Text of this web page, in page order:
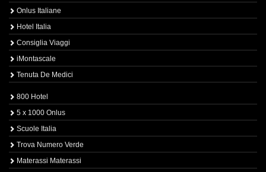
Onlus Italiane
Hotel Italia
Consiglia Viaggi
iMontascale
Tenuta De Medici
800 Hotel
5 x 1000 Onlus
Scuole Italia
Trova Numero Verde
Materassi Materassi